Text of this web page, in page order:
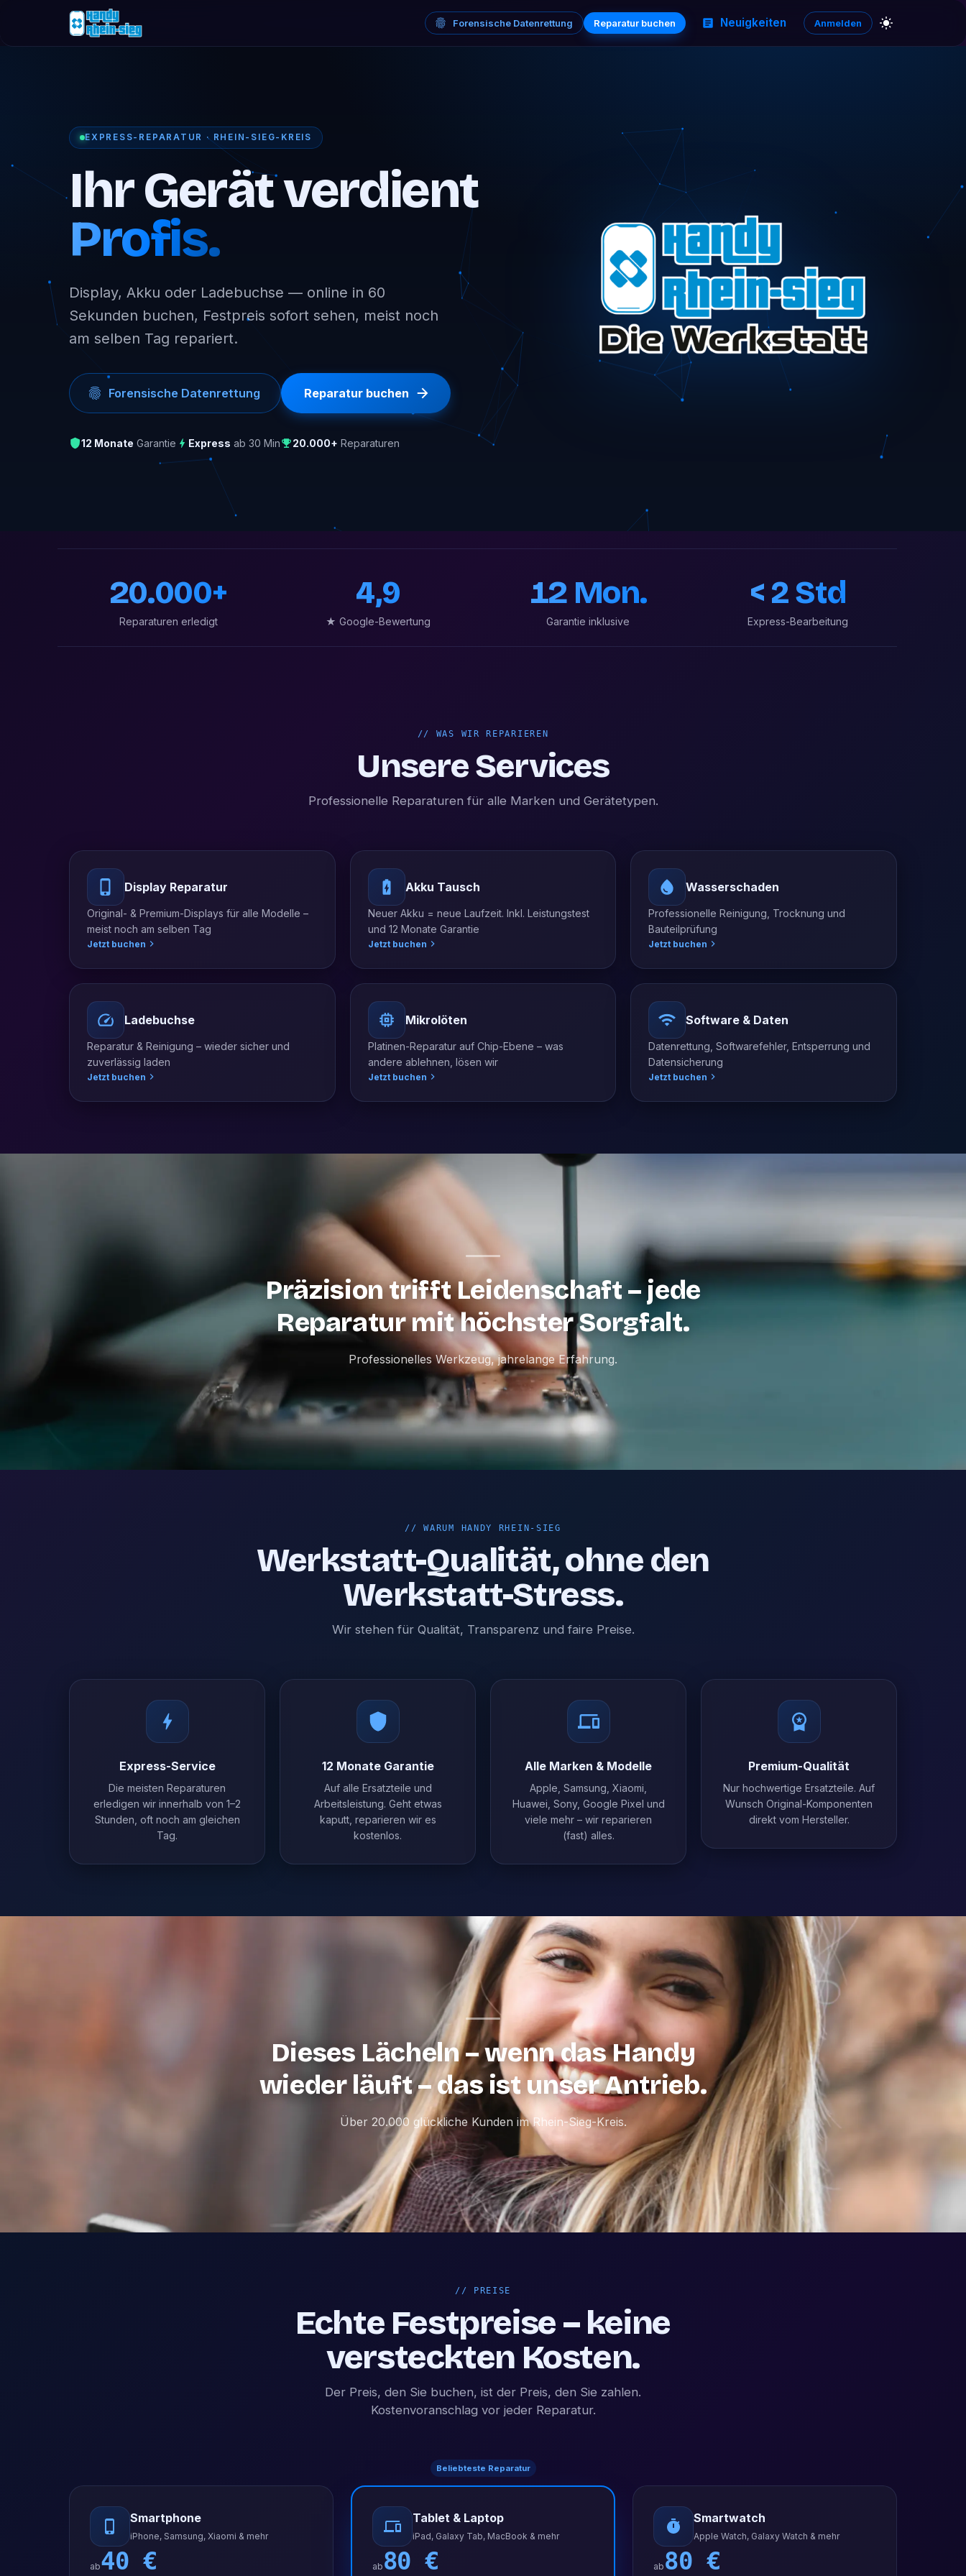
Forensische Datenrettung Reparatur buchen Neuigkeiten Anmelden
EXPRESS-REPARATUR · RHEIN-SIEG-KREIS
Ihr Gerät verdient
Profis.
Display, Akku oder Ladebuchse — online in 60
Sekunden buchen, Festpreis sofort sehen, meist noch
am selben Tag repariert.
Forensische Datenrettung Reparatur buchen
12 Monate Garantie Express ab 30 Min 20.000+ Reparaturen
20.000+
Reparaturen erledigt
4,9
★ Google-Bewertung
12 Mon.
Garantie inklusive
< 2 Std
Express-Bearbeitung
// WAS WIR REPARIEREN
Unsere Services
Professionelle Reparaturen für alle Marken und Gerätetypen.
Display Reparatur
Original- & Premium-Displays für alle Modelle –
meist noch am selben Tag
Jetzt buchen
Akku Tausch
Neuer Akku = neue Laufzeit. Inkl. Leistungstest
und 12 Monate Garantie
Jetzt buchen
Wasserschaden
Professionelle Reinigung, Trocknung und
Bauteilprüfung
Jetzt buchen
Ladebuchse
Reparatur & Reinigung – wieder sicher und
zuverlässig laden
Jetzt buchen
Mikrolöten
Platinen-Reparatur auf Chip-Ebene – was
andere ablehnen, lösen wir
Jetzt buchen
Software & Daten
Datenrettung, Softwarefehler, Entsperrung und
Datensicherung
Jetzt buchen
Präzision trifft Leidenschaft – jede
Reparatur mit höchster Sorgfalt.
Professionelles Werkzeug, jahrelange Erfahrung.
//WARUM HANDY RHEIN-SIEG
Werkstatt-Qualität, ohne den
Werkstatt-Stress.
Wir stehen für Qualität, Transparenz und faire Preise.
Express-Service
Die meisten Reparaturen
erledigen wir innerhalb von 1–2
Stunden, oft noch am gleichen
Tag.
12 Monate Garantie
Auf alle Ersatzteile und
Arbeitsleistung. Geht etwas
kaputt, reparieren wir es
kostenlos.
Alle Marken & Modelle
Apple, Samsung, Xiaomi,
Huawei, Sony, Google Pixel und
viele mehr – wir reparieren
(fast) alles.
Premium-Qualität
Nur hochwertige Ersatzteile. Auf
Wunsch Original-Komponenten
direkt vom Hersteller.
Dieses Lächeln – wenn das Handy
wieder läuft – das ist unser Antrieb.
Über 20.000 glückliche Kunden im Rhein-Sieg-Kreis.
// PREISE
Echte Festpreise – keine
versteckten Kosten.
Der Preis, den Sie buchen, ist der Preis, den Sie zahlen.
Kostenvoranschlag vor jeder Reparatur.
Smartphone
iPhone, Samsung, Xiaomi & mehr
ab40 €
Beliebteste Reparatur
Tablet & Laptop
iPad, Galaxy Tab, MacBook & mehr
ab 80 €
Smartwatch
Apple Watch, Galaxy Watch & mehr
ab 80 €